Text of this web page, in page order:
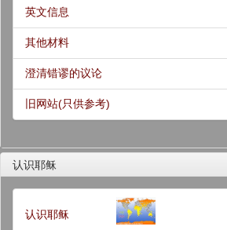
英文信息
其他材料
澄清错谬的议论
旧网站(只供参考)
认识耶稣
认识耶稣